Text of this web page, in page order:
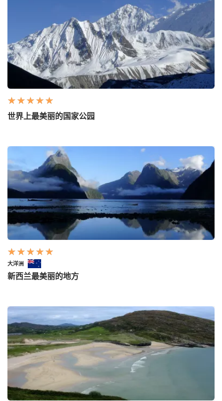
世界上最美丽的国家公园
大洋洲
新西兰最美丽的地方